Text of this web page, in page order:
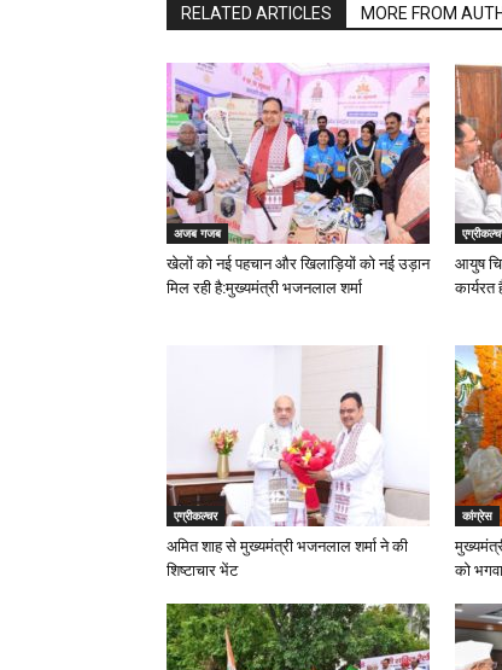
RELATED ARTICLES MORE FROM
अजब गजब
खेलों को नई पहचान और खिलाड़ियों को नई उड़ान
मिल रही है:मुख्यमंत्री भजनलाल शर्मा
आयुष
कार्यरत
एग्रीकल्चर
अमित शाह से मुख्यमंत्री भजनलाल शर्मा ने की
शिष्टाचार भेंट
कांग्रेस
को